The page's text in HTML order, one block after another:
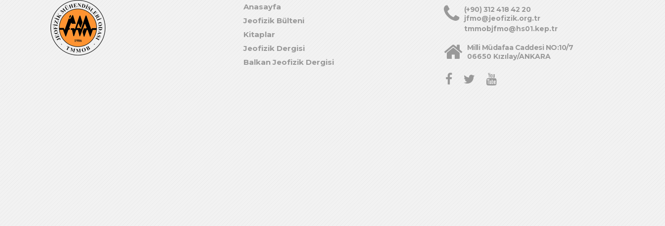
Anasayfa
Jeofizik Bülteni
Kitaplar
Jeofizik Dergisi
Balkan Jeofizik Dergisi
(+90) 312 418 42 20
jfmo@jeofizik.org.tr
tmmobjfmo@hs01.kep.tr
Milli Müdafaa Caddesi NO:10/7
06650 Kızılay/ANKARA